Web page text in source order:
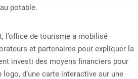
potable.
l’office de tourisme a mobilisé
et partenaires pour expliquer la
investi des moyens financiers pour
logo, d’une carte interactive sur une